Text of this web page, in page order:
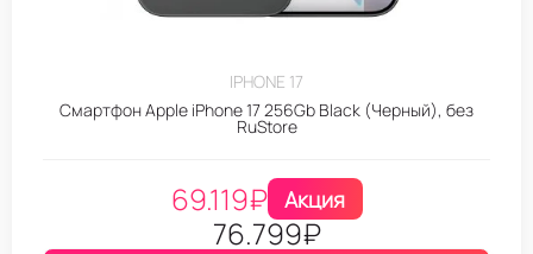
IPHONE 17
Смартфон Apple iPhone 17 256Gb Black (Черный), без
RuStore
69.119₽ Акция
76.799₽